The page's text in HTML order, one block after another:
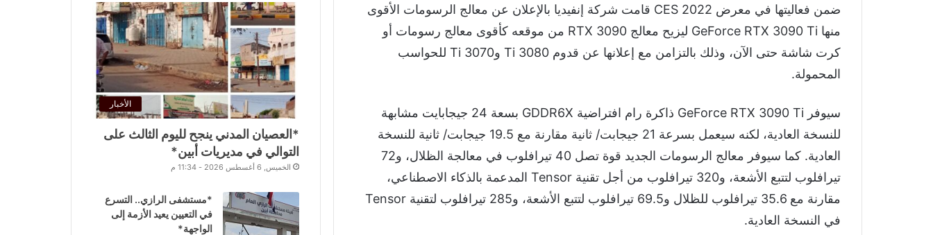
ضمن فعاليتها في معرض CES 2022 قامت شركة إنفيديا بالإعلان عن معالج الرسومات الأقوى
منها GeForce RTX 3090 Ti ليزيح معالج RTX 3090 من موقعه كأقوى معالج رسومات أو
كرت شاشة حتى الآن، وذلك بالتزامن مع إعلانها عن قدوم 3080 Ti و3070 Ti للحواسب
المحمولة.
سيوفر GeForce RTX 3090 Ti ذاكرة رام افتراضية GDDR6X بسعة 24 جيجابايت مشابهة
للنسخة العادية، لكنه سيعمل بسرعة 21 جيجابت/ ثانية مقارنة مع 19.5 جيجابت/ ثانية للنسخة
العادية. كما سيوفر معالج الرسومات الجديد قوة تصل 40 تيرافلوب في معالجة الظلال، و72
تيرافلوب لتتبع الأشعة، و320 تيرافلوب من أجل تقنية Tensor المدعمة بالذكاء الاصطناعي،
مقارنة مع 35.6 تيرافلوب للظلال و69.5 تيرافلوب لتتبع الأشعة، و285 تيرافلوب لتقنية Tensor
في النسخة العادية.
الأخبار
*العصيان المدني ينجح لليوم الثالث على
التوالي في مديريات أبين*
الخميس, 6 أغسطس 2026 - 11:34 م
*مستشفى الرازي.. التسرع
في التعيين يعيد الأزمة إلى
الواجهة*